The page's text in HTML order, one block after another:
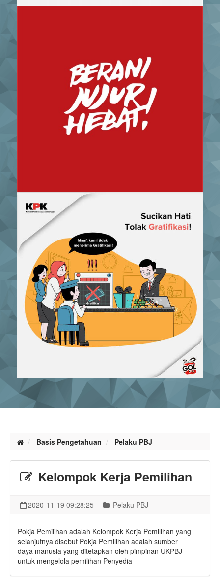
Basis Pengetahuan Pelaku PBJ
Kelompok Kerja Pemilihan
2020-11-19 09:28:25 Pelaku PBJ
Pokja Pemilihan adalah Kelompok Kerja Pemilihan yang
selanjutnya disebut Pokja Pemilihan adalah sumber
daya manusia yang ditetapkan oleh pimpinan UKPBJ
untuk mengelola pemilihan Penyedia